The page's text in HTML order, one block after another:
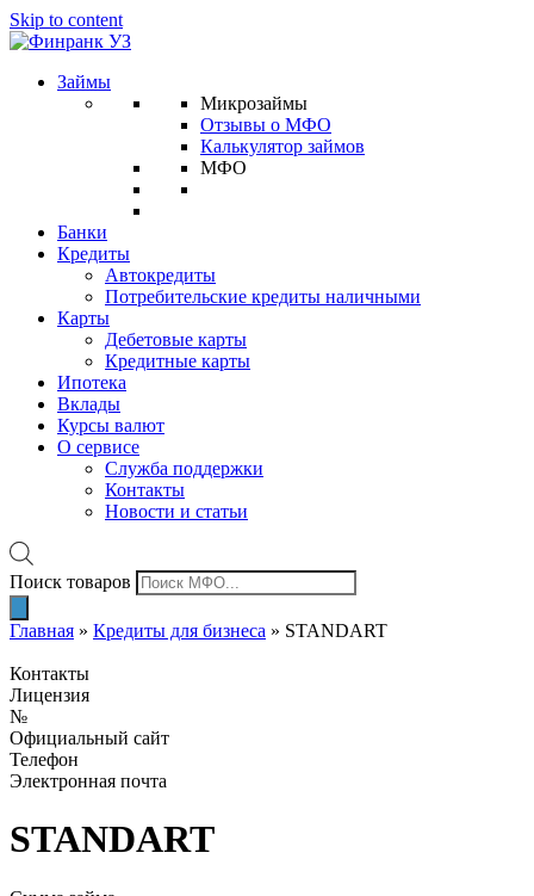
Skip to content
Займы
Микрозаймы
Отзывы о МФО
Калькулятор займов
МФО
Банки
Кредиты
Автокредиты
Потребительские кредиты наличными
Карты
Дебетовые карты
Кредитные карты
Ипотека
Вклады
Курсы валют
О сервисе
Служба поддержки
Контакты
Новости и статьи
Поиск товаров
Главная » Кредиты для бизнеса » STANDART
Контакты
Лицензия
№
Официальный сайт
Телефон
Электронная почта
STANDART